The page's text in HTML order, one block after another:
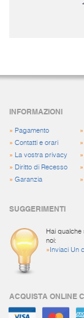
INFORMAZIONI
» Pagamento
» Contatti e orari
»
La vostra privacy
» Diritto di Recesso
» Garanzia
»
»
»
»
»
SUGGERIMENTI
Hai qualche
noi:
» Inviaci Un
ACQUISTA ONLINE